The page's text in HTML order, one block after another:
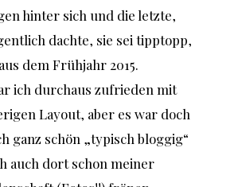
hinter sich und die letzte,
dachte, sie sei tipptopp,
dem Frühjahr 2015.
ich durchaus zufrieden mit
Layout, aber es war doch
ganz schön „typisch bloggig“
auch dort schon meiner